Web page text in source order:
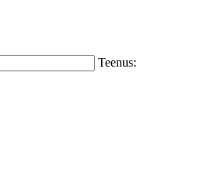
Teenus: